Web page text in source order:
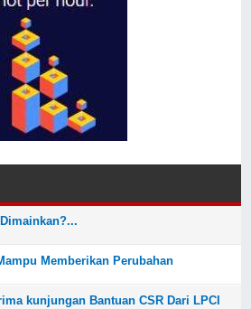
Memberikan Perubahan
kunjungan Bantuan CSR Dari LPCI